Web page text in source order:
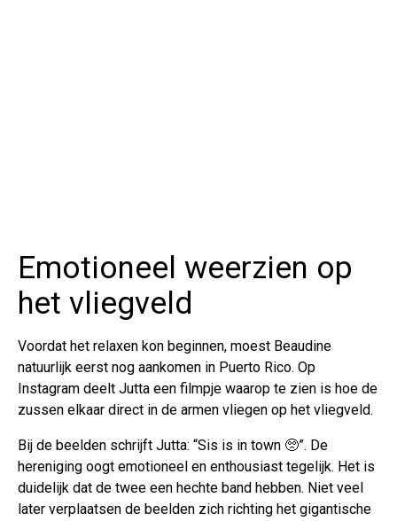
Emotioneel weerzien op
het vliegveld
Voordat het relaxen kon beginnen, moest Beaudine
natuurlijk eerst nog aankomen in Puerto Rico. Op
Instagram deelt Jutta een filmpje waarop te zien is hoe de
zussen elkaar direct in de armen vliegen op het vliegveld.
Bij de beelden schrijft Jutta: “Sis is in town 🥺”. De
hereniging oogt emotioneel en enthousiast tegelijk. Het is
duidelijk dat de twee een hechte band hebben. Niet veel
later verplaatsen de beelden zich richting het gigantische